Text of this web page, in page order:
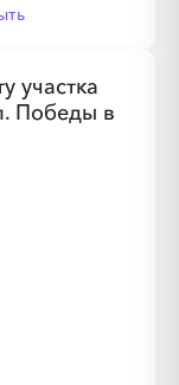
участка
Победы в